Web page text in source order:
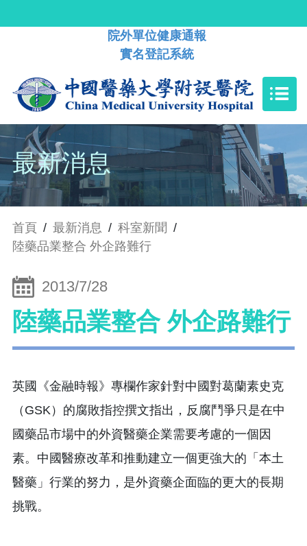
院外單位健康通報
實名登記系統
最新消息
首頁 / 最新消息 / 科室新聞 /
陸藥品業整合 外企路難行
2013/7/28
陸藥品業整合 外企路難行
英國《金融時報》專欄作家針對中國對葛蘭素史克
（GSK）的腐敗指控撰文指出，反腐鬥爭只是在中
國藥品市場中的外資醫藥企業需要考慮的一個因
素。中國醫療改革和推動建立一個更強大的「本土
醫藥」行業的努力，是外資藥企面臨的更大的長期
挑戰。